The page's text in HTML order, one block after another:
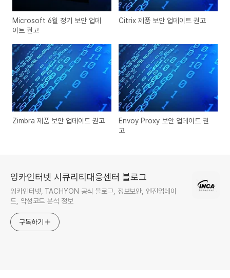
Microsoft 6월 정기 보안 업데
이트 권고
Citrix 제품 보안 업데이트 권고
Zimbra 제품 보안 업데이트 권고
Envoy Proxy 보안 업데이트 권
고
잉카인터넷 시큐리티대응센터 블로그
잉카인터넷, TACHYON 공식 블로그, 정보보안, 엔진업데이
트, 악성코드 분석 정보
구독하기